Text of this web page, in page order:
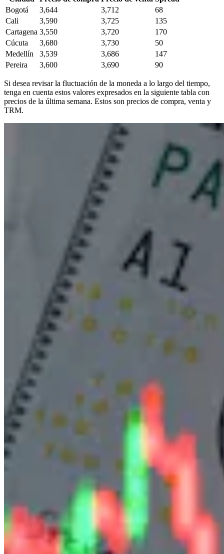
Bogotá
3,644 3,712
68
Cali
3,590 3,725
135
Cartagena 3,550 3,720
170
Cúcuta
3,680 3,730
50
Medellín
3,539 3,686
147
Pereira
3,600 3,690 90
Si desea revisar la fluctuación de la moneda a lo largo del tiempo,
tenga en cuenta estos valores expresados en la siguiente tabla con
precios de la última semana. Estos son precios de compra, venta y
TRM.